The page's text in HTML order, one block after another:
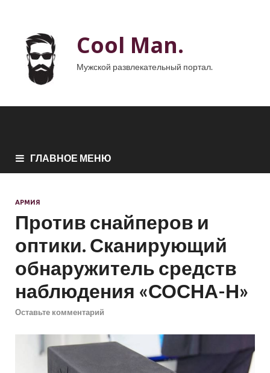
Cool Man.
Мужской развлекательный портал.
ГЛАВНОЕ МЕНЮ
АРМИЯ
Против снайперов и
оптики. Сканирующий
обнаружитель средств
наблюдения «СОСНА-Н»
Оставьте комментарий